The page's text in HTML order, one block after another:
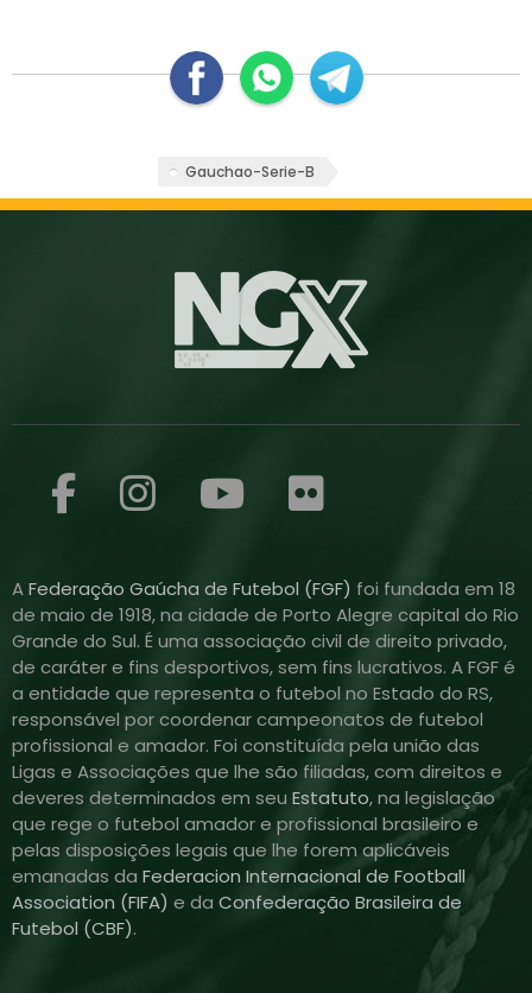
Gauchao-Serie-B
AFederação Gaúcha de Futebol (FGF) foi fundada em 18
de maio de 1918, na cidade de Porto Alegre capital do Rio
Grande do Sul. É uma associação civil de direito privado,
de caráter e fins desportivos, sem fins lucrativos. A FGF é
a entidade que representa o futebol no Estado do RS,
responsável por coordenar campeonatos de futebol
profissional e amador. Foi constituída pela união das
Ligas e Associações que lhe são filiadas, com direitos e
deveres determinados em seu Estatuto, na legislação
que rege o futebol amador e profissional brasileiro e
pelas disposições legais que lhe forem aplicáveis
emanadas da Federacion Internacional de Football
Association (FIFA) e da Confederação Brasileira de
Futebol (CBF).